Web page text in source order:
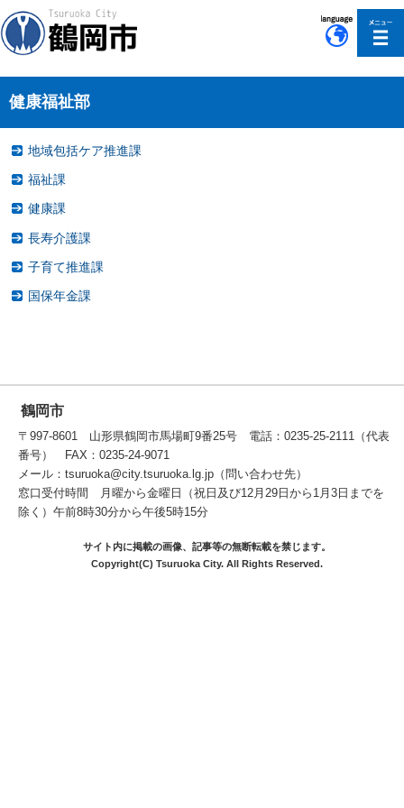
健康福祉部
地域包括ケア推進課
福祉課
健康課
長寿介護課
子育て推進課
国保年金課
鶴岡市
〒997-8601 山形県鶴岡市馬場町9番25号 電話：0235-25-2111（代表
番号） FAX：0235-24-9071
メール：tsuruoka@city.tsuruoka.lg.jp（問い合わせ先）
窓口受付時間 月曜から金曜日（祝日及び12月29日から1月3日までを
除く）午前8時30分から午後5時15分
サイト内に掲載の画像、記事等の無断転載を禁じます。
Copyright(C) Tsuruoka City. All Rights Reserved.